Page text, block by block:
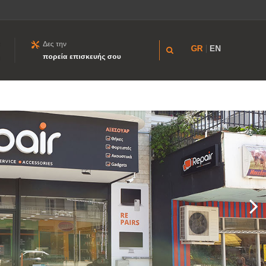
Δες την
πορεία επισκευής σου
GR EN